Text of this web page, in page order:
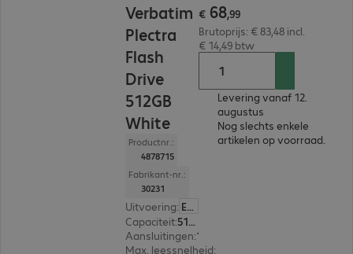
Verbatim
Plectra
Flash
Drive
512GB
White
Productnr.:
4878715
Fabrikant-nr.:
30231
Uitvoering: Europa
Capaciteit:
512 GB
Aansluitingen:
Max. leessnelheid:
€ 68,99
Brutoprijs: € 83,48 incl.
€ 14,49 btw
Levering vanaf 12.
augustus
Nog slechts enkele
artikelen op voorraad.